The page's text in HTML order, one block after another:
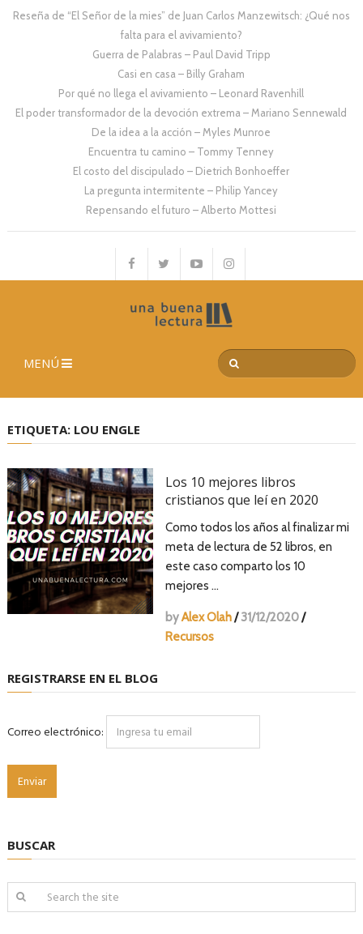
Reseña de “El Señor de la mies” de Juan Carlos Manzewitsch: ¿Qué nos
falta para el avivamiento?
Guerra de Palabras – Paul David Tripp
Casi en casa – Billy Graham
Por qué no llega el avivamiento – Leonard Ravenhill
El poder transformador de la devoción extrema – Mariano Sennewald
De la idea a la acción – Myles Munroe
Encuentra tu camino – Tommy Tenney
El costo del discipulado – Dietrich Bonhoeffer
La pregunta intermitente – Philip Yancey
Repensando el futuro – Alberto Mottesi
MENÚ
ETIQUETA: LOU ENGLE
Los 10 mejores libros
cristianos que leí en 2020
Como todos los años al finalizar mi
meta de lectura de 52 libros, en
este caso comparto los 10
mejores …
byAlex Olah/ 31/12/2020/
Recursos
REGISTRARSE EN EL BLOG
Correo electrónico:
BUSCAR